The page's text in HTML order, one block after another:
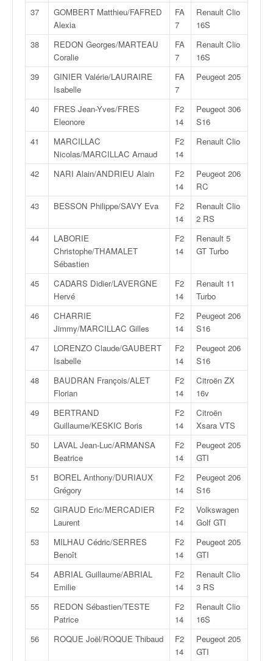
37
GOMBERT Matthieu/FAFRED
Alexia
FA
7
Renault Clio
16S
38
REDON Georges/MARTEAU
Coralie
FA
7
Renault Clio
16S
39
GINIER Valérie/LAURAIRE
Isabelle
FA
7
Peugeot 205
40
FRES Jean-Yves/FRES
Eleonore
F2
14
Peugeot 306
S16
41
MARCILLAC
Nicolas/MARCILLAC Arnaud
F2
14
Renault Clio
42 NARI Alain/ANDRIEU Alain
F2
14
Peugeot 206
RC
43
BESSON Philippe/SAVY Eva
F2
14
Renault Clio
2 RS
44
LABORIE
Christophe/THAMALET
Sébastien
F2
14
Renault 5
GT Turbo
45
CADARS Didier/LAVERGNE
Hervé
F2
14
Renault 11
Turbo
46
CHARRIE
Jimmy/MARCILLAC Gilles
F2
14
Peugeot 206
S16
47
LORENZO Claude/GAUBERT
Isabelle
F2
14
Peugeot 206
S16
48
BAUDRAN François/ALET
Florian
F2
14
Citroën ZX
16v
49
BERTRAND
Guillaume/KESKIC Boris
F2
14
Citroën
Xsara VTS
50
LAVAL Jean-Luc/ARMANSA
Beatrice
F2
14
Peugeot 205
GTI
51
BOREL Anthony/DURIAUX
Grégory
F2
14
Peugeot 206
S16
52
GIRAUD Eric/MERCADIER
Laurent
F2
14
Volkswagen
Golf GTI
53
MILHAU Cédric/SERRES
Benoît
F2
14
Peugeot 205
GTI
54
ABRIAL Guillaume/ABRIAL
Emilie
F2
14
Renault Clio
3 RS
55
REDON Sébastien/TESTE
Patrice
F2
14
Renault Clio
16S
56
ROQUE Joël/ROQUE Thibaud
F2
14
Peugeot 205
GTI